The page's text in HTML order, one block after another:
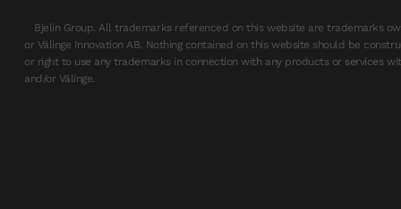
Bjelin Group. All trademarks referenced on this website are trademarks
or Välinge Innovation AB. Nothing contained on this website should be
or right to use any trademarks in connection with any products or services
and/or Välinge.